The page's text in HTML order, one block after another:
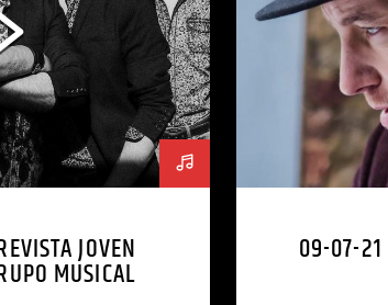
JOVEN
MUSICAL
09-07-21